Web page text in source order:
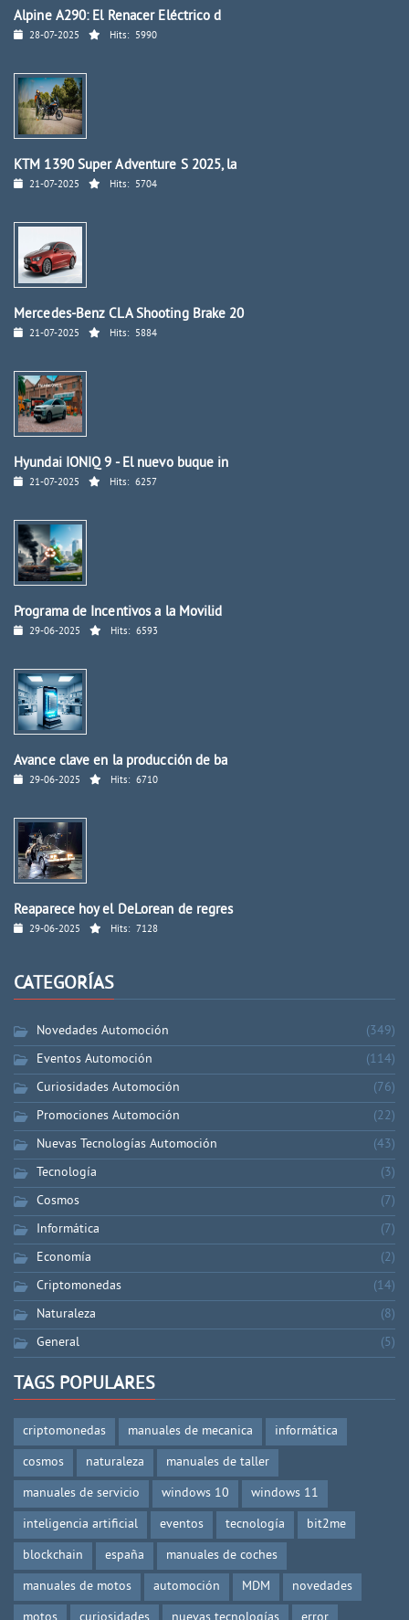
Alpine A290: El Renacer Eléctrico d
28-07-2025 Hits: 5990
KTM 1390 Super Adventure S 2025, la
21-07-2025 Hits: 5704
Mercedes-Benz CLA Shooting Brake 20
21-07-2025 Hits: 5884
Hyundai IONIQ 9 - El nuevo buque in
21-07-2025 Hits: 6257
Programa de Incentivos a la Movilid
29-06-2025 Hits: 6593
Avance clave en la producción de ba
29-06-2025 Hits: 6710
Reaparece hoy el DeLorean de regres
29-06-2025 Hits: 7128
CATEGORÍAS
Novedades Automoción
(349)
Eventos Automoción
(114)
Curiosidades Automoción
(76)
Promociones Automoción
(22)
Nuevas Tecnologías Automoción
(43)
Tecnología
(3)
Cosmos
(7)
Informática
(7)
Economía
(2)
Criptomonedas
(14)
Naturaleza
(8)
General
(5)
TAGS POPULARES
criptomonedas manuales de mecanica
informática
cosmos
naturaleza
manuales de taller
manuales de servicio
windows 10
windows 11
inteligencia artificial
eventos tecnología
bit2me
blockchain
españa
manuales de coches
manuales de motos
automoción MDM
novedades